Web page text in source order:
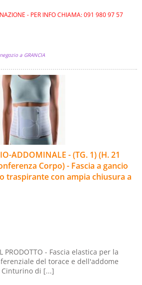
- PER INFO CHIAMA: 091 980 97 57
a GRANCIA
ADDOMINALE - (TG. 1) (H. 21
Corpo) - Fascia a gancio
traspirante con ampia chiusura a
PRODOTTO - Fascia elastica per la
del torace e dell'addome
di [...]